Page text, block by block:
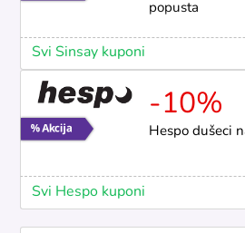
popusta
Svi Sinsay kuponi
-10%
Hespo dušeci
Svi Hespo kuponi